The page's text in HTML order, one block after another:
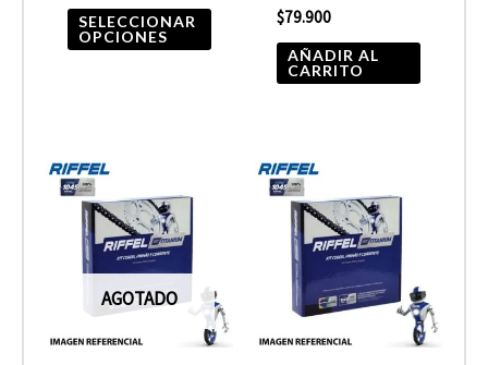
SELECCIONAR
OPCIONES
la
página
$79.900
AÑADIR AL
CARRITO
AGOTADO